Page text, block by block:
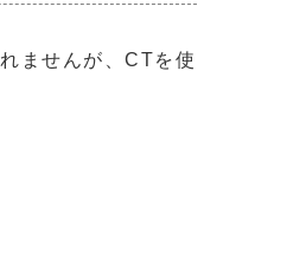
ませんが、CTを使